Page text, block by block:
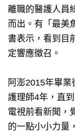
離職的醫護人員
而出。有「最美
書表示，看到目
定響應徵召。
阿澎2015年畢
護理師4年，直
電視前看新聞，
的一點小小力量